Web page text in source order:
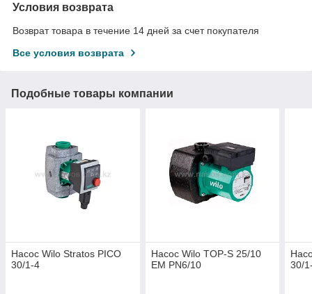
Условия возврата
Возврат товара в течение 14 дней за счет покупателя
Все условия возврата
Подобные товары компании
Насос Wilo Stratos PICO
30/1-4
Насос Wilo TOP-S 25/10
EM PN6/10
30/